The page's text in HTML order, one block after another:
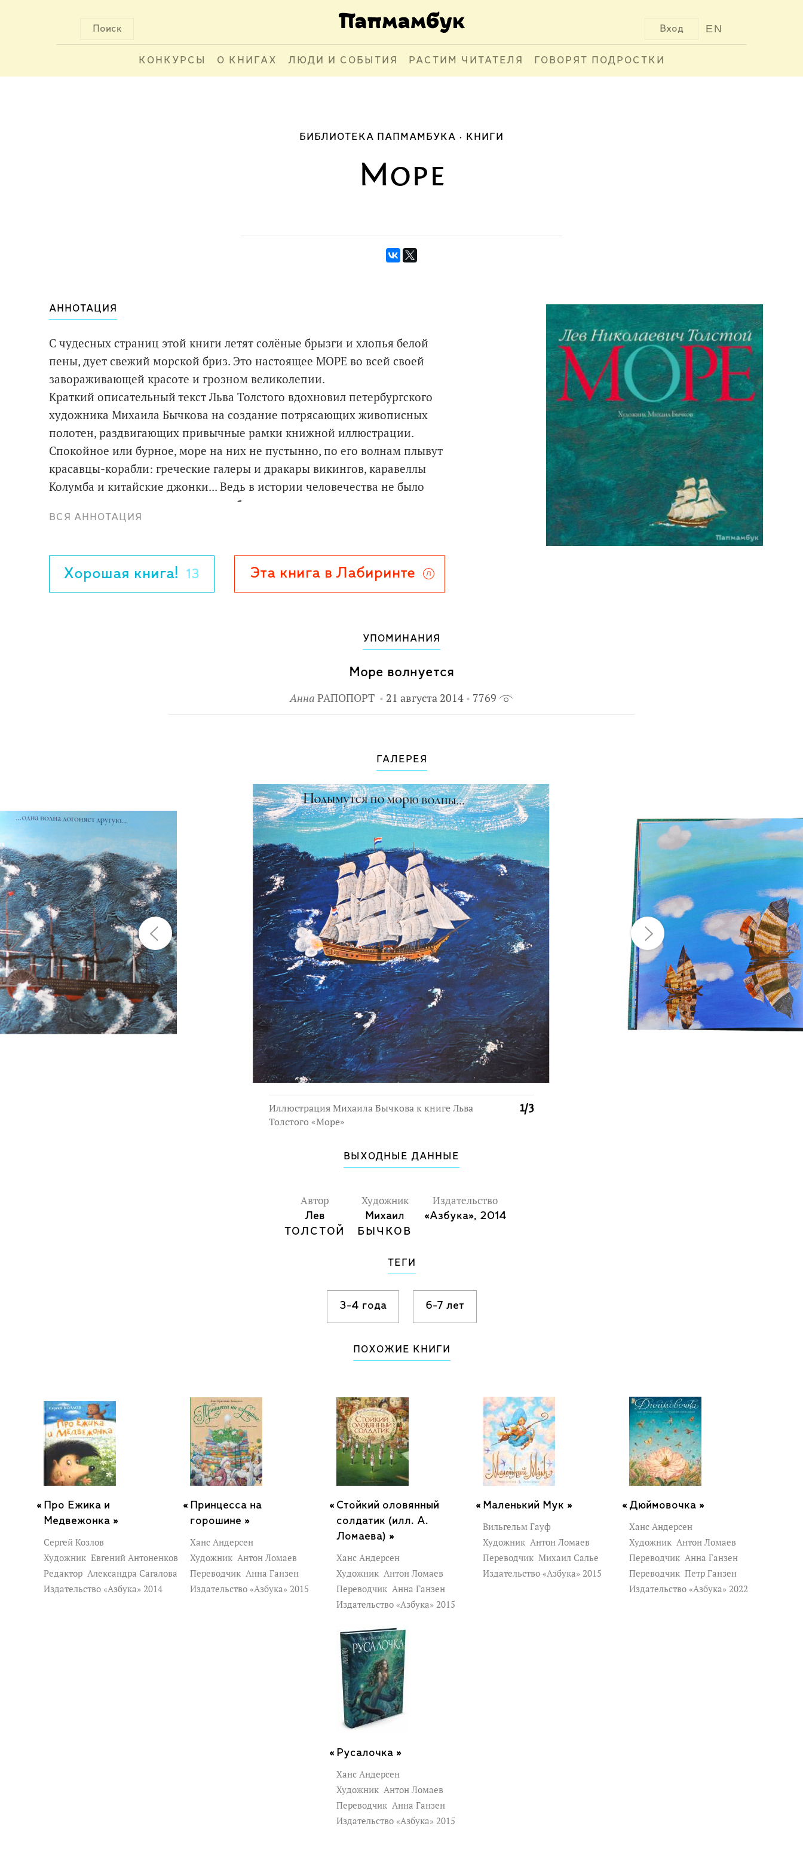
Поиск EN
Вход
КОНКУРСЫ О КНИГАХ ЛЮДИ И СОБЫТИЯ РАСТИМ ЧИТАТЕЛЯ ГОВОРЯТ ПОДРОСТКИ
БИБЛИОТЕКА ПАПМАМБУКА КНИГИ
Море
АННОТАЦИЯ
С чудесных страниц этой книги летят солёные брызги и хлопья белой
пены, дует свежий морской бриз. Это настоящее МОРЕ во всей своей
завораживающей красоте и грозном великолепии.
Краткий описательный текст Льва Толстого вдохновил петербургского
художника Михаила Бычкова на создание потрясающих живописных
полотен, раздвигающих привычные рамки книжной иллюстрации.
Спокойное или бурное, море на них не пустынно, по его волнам плывут
красавцы-корабли: греческие галеры и дракары викингов, каравеллы
Колумба и китайские джонки... Ведь в истории человечества не было
времени, когда люди не пытались бы преодолевать морские просторы.
И трудно сказать, что вызывает большее восхищение: величественная ли
человеческих рук. Или мастерство художника, создавшего эти чудесные
страницы...
Для детей до 3-х лет.
ВСЯ АННОТАЦИЯ
Хорошая книга! 13 Эта книга в Лабиринте
УПОМИНАНИЯ
Море волнуется
Анна РАПОПОРТ 21 августа 2014 7769
ГАЛЕРЕЯ
1/3
Иллюстрация Михаила Бычкова к книге Льва
Толстого «Море»
ВЫХОДНЫЕ ДАННЫЕ
Автор
Лев
ТОЛСТОЙ
Художник
Михаил
БЫЧКОВ
Издательство
«Азбука», 2014
ТЕГИ
3-4 года 6-7 лет
ПОХОЖИЕ КНИГИ
Про Ежика и
Медвежонка »
Сергей Козлов
Художник Евгений Антоненков
Редактор Александра Сагалова
Издательство «Азбука» 2014
Принцесса на
горошине »
Ханс Андерсен
Художник Антон Ломаев
Переводчик Анна Ганзен
Издательство «Азбука» 2015
Стойкий оловянный
солдатик (илл. А.
Ломаева) »
Ханс Андерсен
Художник Антон Ломаев
Переводчик Анна Ганзен
Издательство «Азбука» 2015
Маленький Мук »
Вильгельм Гауф
Художник Антон Ломаев
Переводчик Михаил Салье
Издательство «Азбука» 2015
Дюймовочка »
Ханс Андерсен
Художник Антон Ломаев
Переводчик Анна Ганзен
Переводчик Петр Ганзен
Издательство «Азбука» 2022
Русалочка »
Ханс Андерсен
Художник Антон Ломаев
Переводчик Анна Ганзен
Издательство «Азбука» 2015